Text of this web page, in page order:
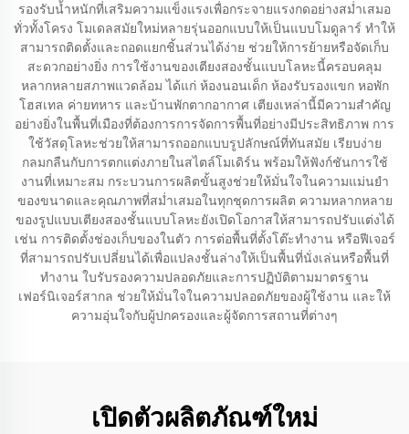
รองรับน้ำหนักที่เสริมความแข็งแรงเพื่อกระจายแรงกดอย่างสม่ำเสมอ
ทั่วทั้งโครง โมเดลสมัยใหม่หลายรุ่นออกแบบให้เป็นแบบโมดูลาร์ ทำให้
สามารถติดตั้งและถอดแยกชิ้นส่วนได้ง่าย ช่วยให้การย้ายหรือจัดเก็บ
สะดวกอย่างยิ่ง การใช้งานของเตียงสองชั้นแบบโลหะนี้ครอบคลุม
หลากหลายสภาพแวดล้อม ได้แก่ ห้องนอนเด็ก ห้องรับรองแขก หอพัก
โฮสเทล ค่ายทหาร และบ้านพักตากอากาศ เตียงเหล่านี้มีความสำคัญ
อย่างยิ่งในพื้นที่เมืองที่ต้องการการจัดการพื้นที่อย่างมีประสิทธิภาพ การ
ใช้วัสดุโลหะช่วยให้สามารถออกแบบรูปลักษณ์ที่ทันสมัย เรียบง่าย
กลมกลืนกับการตกแต่งภายในสไตล์โมเดิร์น พร้อมให้ฟังก์ชันการใช้
งานที่เหมาะสม กระบวนการผลิตขั้นสูงช่วยให้มั่นใจในความแม่นยำ
ของขนาดและคุณภาพที่สม่ำเสมอในทุกชุดการผลิต ความหลากหลาย
ของรูปแบบเตียงสองชั้นแบบโลหะยังเปิดโอกาสให้สามารถปรับแต่งได้
เช่น การติดตั้งช่องเก็บของในตัว การต่อพื้นที่ตั้งโต๊ะทำงาน หรือฟีเจอร์
ที่สามารถปรับเปลี่ยนได้เพื่อแปลงชั้นล่างให้เป็นพื้นที่นั่งเล่นหรือพื้นที่
ทำงาน ใบรับรองความปลอดภัยและการปฏิบัติตามมาตรฐาน
เฟอร์นิเจอร์สากล ช่วยให้มั่นใจในความปลอดภัยของผู้ใช้งาน และให้
ความอุ่นใจกับผู้ปกครองและผู้จัดการสถานที่ต่างๆ
เปิดตัวผลิตภัณฑ์ใหม่